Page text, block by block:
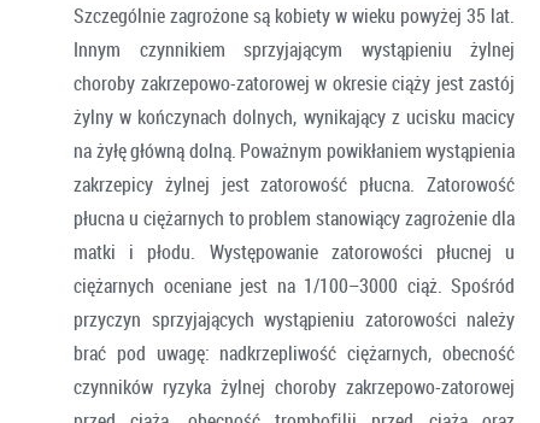
Szczególnie zagrożone są kobiety w wieku powyżej 35 lat.
Innym czynnikiem sprzyjającym wystąpieniu żylnej
choroby zakrzepowo-zatorowej w okresie ciąży jest zastój
żylny w kończynach dolnych, wynikający z ucisku macicy
na żyłę główną dolną. Poważnym powikłaniem wystąpienia
zakrzepicy żylnej jest zatorowość płucna. Zatorowość
płucna u ciężarnych to problem stanowiący zagrożenie dla
matki i płodu. Występowanie zatorowości płucnej u
ciężarnych oceniane jest na 1/100–3000 ciąż. Spośród
przyczyn sprzyjających wystąpieniu zatorowości należy
brać pod uwagę: nadkrzepliwość ciężarnych, obecność
czynników ryzyka żylnej choroby zakrzepowo-zatorowej